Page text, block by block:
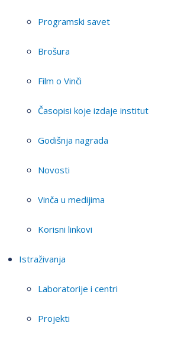
Programski savet
Brošura
Film o Vinči
Časopisi koje izdaje institut
Godišnja nagrada
Novosti
Vinča u medijima
Korisni linkovi
Istraživanja
Laboratorije i centri
Projekti